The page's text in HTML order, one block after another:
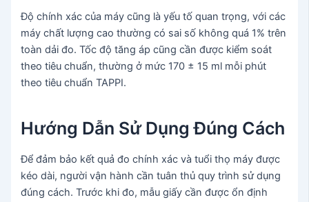
Độ chính xác của máy cũng là yếu tố quan trọng, với các
máy chất lượng cao thường có sai số không quá 1% trên
toàn dải đo. Tốc độ tăng áp cũng cần được kiểm soát
theo tiêu chuẩn, thường ở mức 170 ± 15 ml mỗi phút
theo tiêu chuẩn TAPPI.
Hướng Dẫn Sử Dụng Đúng Cách
Để đảm bảo kết quả đo chính xác và tuổi thọ máy được
kéo dài, người vận hành cần tuân thủ quy trình sử dụng
đúng cách. Trước khi đo, mẫu giấy cần được ổn định